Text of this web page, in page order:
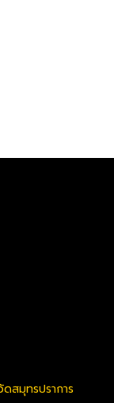
สมุทรปราการ